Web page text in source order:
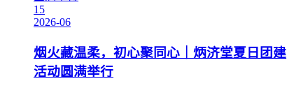
15
2026-06
烟火藏温柔，初心聚同心｜炳济堂夏日团建
活动圆满举行